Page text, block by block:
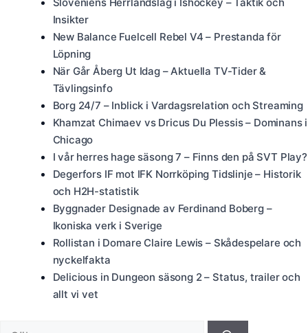
Insikter
New Balance Fuelcell Rebel V4 – Prestanda för
Löpning
När Går Åberg Ut Idag – Aktuella TV-Tider &
Tävlingsinfo
Borg 24/7 – Inblick i Vardagsrelation och Streaming
Khamzat Chimaev vs Dricus Du Plessis – Dominans i
Chicago
I vår herres hage säsong 7 – Finns den på SVT Play?
Degerfors IF mot IFK Norrköping Tidslinje – Historik
och H2H-statistik
Byggnader Designade av Ferdinand Boberg –
Ikoniska verk i Sverige
Rollistan i Domare Claire Lewis – Skådespelare och
nyckelfakta
Delicious in Dungeon säsong 2 – Status, trailer och
allt vi vet